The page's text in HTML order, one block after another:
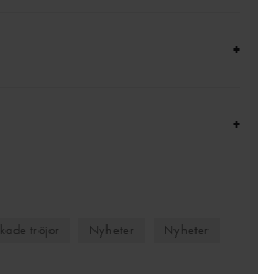
+
+
tröjor Nyheter
Nyheter